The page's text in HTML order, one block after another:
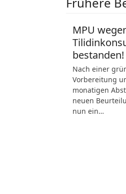
MPU
bestanden!
Nach einer
Vorbereitung
monatigen
neuen
nun ein…